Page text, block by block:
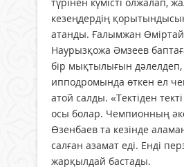
кезеңдердің
атанды. Ғалымжан
Наурызқожа Әмзеев
бір мықтылығын дәлелдеп,
ипподромында өткен ел
атой салды. «Тектіден
осы болар. Чемпионның
Өзенбаев та кезінде
салған азамат еді. Енді
жарқылдай бастады.